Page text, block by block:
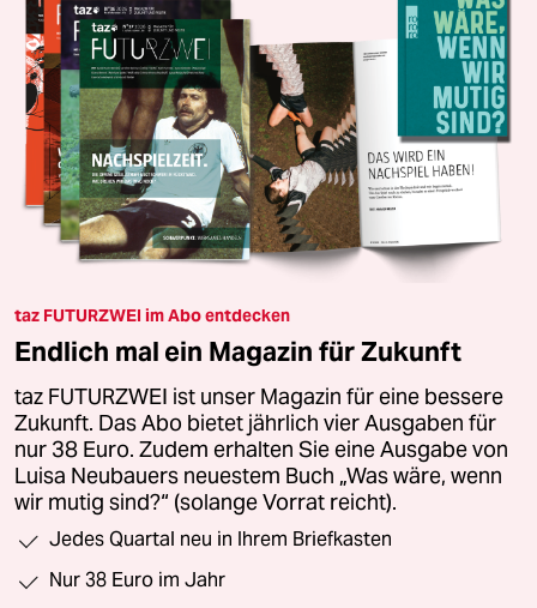
taz FUTURZWEI im Abo entdecken
Endlich mal ein Magazin für Zukunft
taz FUTURZWEI ist unser Magazin für eine bessere
Zukunft. Das Abo bietet jährlich vier Ausgaben für
nur 38 Euro. Zudem erhalten Sie eine Ausgabe von
Luisa Neubauers neuestem Buch „Was wäre, wenn
wir mutig sind?“ (solange Vorrat reicht).
Jedes Quartal neu in Ihrem Briefkasten
Nur 38 Euro im Jahr